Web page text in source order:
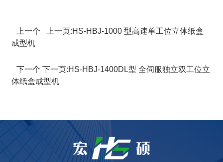
上一个 上一页:HS-HBJ-1000 型高速单工位立体纸盒
成型机
下一个 下一页:HS-HBJ-1400DL型 全伺服独立双工位立
体纸盒成型机